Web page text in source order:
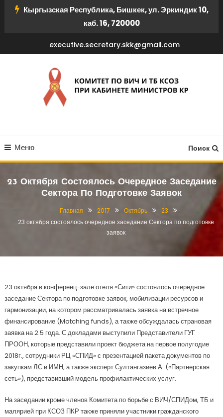
ПерейтиКыргызская Республика, Бишкек, ул. Эркиндик 10,
каб. 16, 720000
executive.secretary.skk@gmail.com
КСОЗ ПРИ КАБИНЕТЕ
МИНИСТРОВ КР
Меню Поиск
23 Октября Состоялось Очередное Заседание
Сектора По Подготовке Заявок
Главная 2017 Октябрь
23
23 октября состоялось очередное заседание Сектора по подготовке
заявок
23 октября в конференц-зале отеля «Сити» состоялось очередное
заседание Сектора по подготовке заявок, мобилизации ресурсов и
гармонизации, на котором рассматривалась заявка на встречное
финансирование (Matching funds), а также обсуждалась страновая
заявка на 2.5 года. С докладами выступили Представители ГУГ
ПРООН, которые представили проект бюджета на первое полугодие
2018г., сотрудники РЦ «СПИД» с презентацией пакета документов по
закупкам ЛС и ИМН, а также эксперт Султангазиев А. («Партнерская
сеть»), представивший модель профилактических услуг.
На заседании кроме членов Комитета по борьбе с ВИЧ/СПИДом, ТБ и
малярией при КСОЗ ПКР также приняли участники гражданского